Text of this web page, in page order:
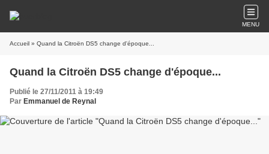
MENU
Accueil » Quand la Citroën DS5 change d'époque...
Quand la Citroën DS5 change d'époque...
Publié le 27/11/2011 à 19:49
Par Emmanuel de Reynal